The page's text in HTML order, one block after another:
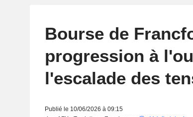
Bourse de
progression à
l'escalade des
Publié le 10/06/2026 à 09:15